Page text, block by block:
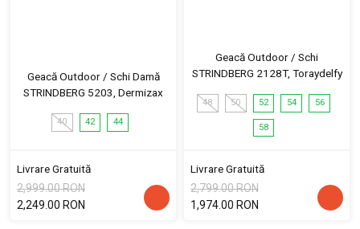
Geacă Outdoor / Schi Damă
STRINDBERG 5203, Dermizax
40 42 44
Livrare Gratuită
2,999.00 RON
2,249.00 RON
Geacă Outdoor / Schi
STRINDBERG 2128T, Toraydelfy
48 50 52 54 56
58
Livrare Gratuită
2,799.00 RON
1,974.00 RON